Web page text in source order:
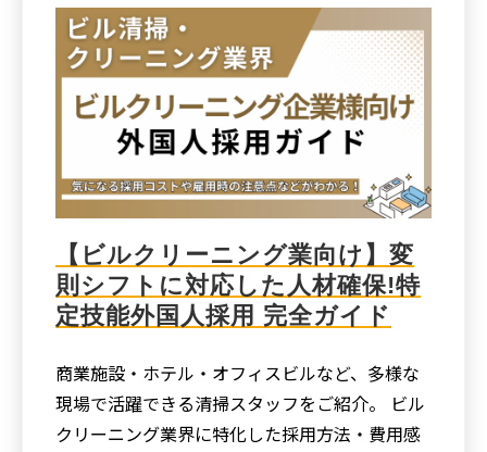
【ビルクリーニング業向け】変
則シフトに対応した人材確保!特
定技能外国人採用 完全ガイド
商業施設・ホテル・オフィスビルなど、多様な
現場で活躍できる清掃スタッフをご紹介。 ビル
クリーニング業界に特化した採用方法・費用感